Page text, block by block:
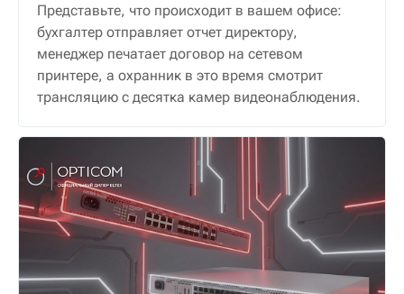
Представьте, что происходит в вашем офисе:
бухгалтер отправляет отчет директору,
менеджер печатает договор на сетевом
принтере, а охранник в это время смотрит
трансляцию с десятка камер видеонаблюдения.